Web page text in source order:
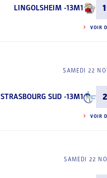
LINGOLSHEIM -13M1
VOIR
SAMEDI 22
STRASBOURG SUD -13M1
VOIR
SAMEDI 22